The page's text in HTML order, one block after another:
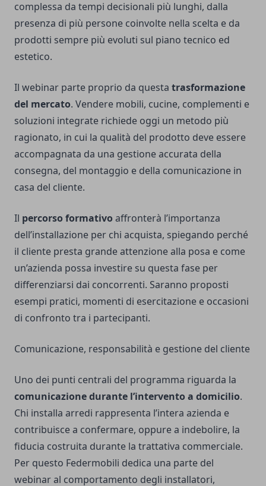
complessa da tempi decisionali più lunghi, dalla
presenza di più persone coinvolte nella scelta e da
prodotti sempre più evoluti sul piano tecnico ed
estetico.
Il webinar parte proprio da questa trasformazione
del mercato. Vendere mobili, cucine, complementi e
soluzioni integrate richiede oggi un metodo più
ragionato, in cui la qualità del prodotto deve essere
accompagnata da una gestione accurata della
consegna, del montaggio e della comunicazione in
casa del cliente.
Il percorso formativo affronterà l’importanza
dell’installazione per chi acquista, spiegando perché
il cliente presta grande attenzione alla posa e come
un’azienda possa investire su questa fase per
differenziarsi dai concorrenti. Saranno proposti
esempi pratici, momenti di esercitazione e occasioni
di confronto tra i partecipanti.
Comunicazione, responsabilità e gestione del cliente
Uno dei punti centrali del programma riguarda la
comunicazione durante l’intervento a domicilio.
Chi installa arredi rappresenta l’intera azienda e
contribuisce a confermare, oppure a indebolire, la
fiducia costruita durante la trattativa commerciale.
Per questo Federmobili dedica una parte del
webinar al comportamento degli installatori,